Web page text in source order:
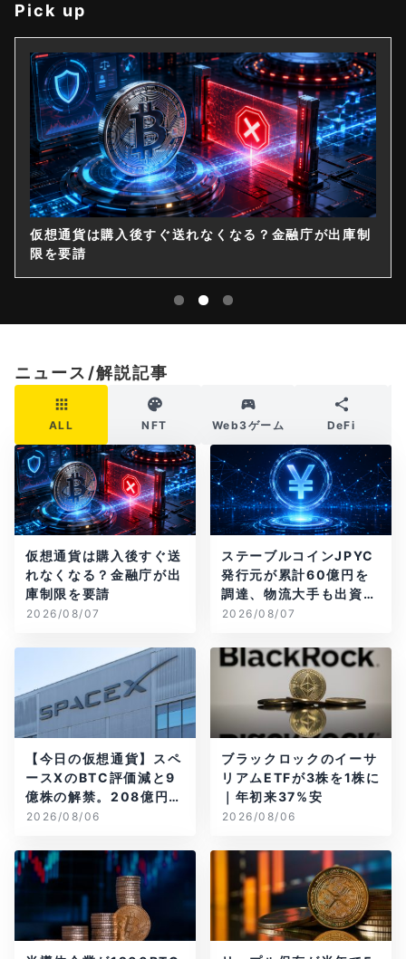
Pick up
仮想通貨は購入後すぐ送れなくなる？金融庁が出庫制
限を要請
ニュース/解説記事
ALL NFT Web3ゲーム DeFi
仮想通貨は購入後すぐ送
れなくなる？金融庁が出
庫制限を要請
2026/08/07
ステーブルコインJPYC
発行元が累計60億円を
調達、物流大手も出資参
画
2026/08/07
【今日の仮想通貨】スペ
ースXのBTC評価減と9
億株の解禁。208億円相
当のBTCが盗難
2026/08/06
ブラックロックのイーサ
リアムETFが3株を1株に
｜年初来37%安
2026/08/06